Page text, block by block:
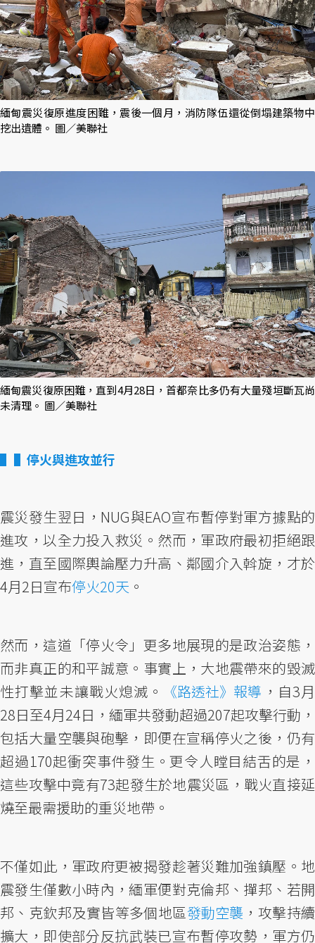
緬甸震災復原進度困難，震後一個月，消防隊伍還從倒塌建築物中
挖出遺體。 圖／美聯社
緬甸震災復原困難，直到4月28日，首都奈比多仍有大量殘垣斷瓦尚
未清理。 圖／美聯社
▌停火與進攻並行
震災發生翌日，NUG與EAO宣布暫停對軍方據點的
進攻，以全力投入救災。然而，軍政府最初拒絕跟
進，直至國際輿論壓力升高、鄰國介入斡旋，才於
4月2日宣布停火20天 。
然而，這道「停火令」更多地展現的是政治姿態，
而非真正的和平誠意。事實上，大地震帶來的毀滅
性打擊並未讓戰火熄滅。
《路透社》報導 ，自3月
28日至4月24日，緬軍共發動超過207起攻擊行動，
包括大量空襲與砲擊，即便在宣稱停火之後，仍有
超過170起衝突事件發生。更令人瞠目結舌的是，
這些攻擊中竟有73起發生於地震災區，戰火直接延
燒至最需援助的重災地帶。
不僅如此，軍政府更被揭發趁著災難加強鎮壓。地
震發生僅數小時內，緬軍便對克倫邦、撣邦、若開
邦、克欽邦及實皆等多個地區發動空襲 ，攻擊持續
擴大，即使部分反抗武裝已宣布暫停攻勢，軍方仍